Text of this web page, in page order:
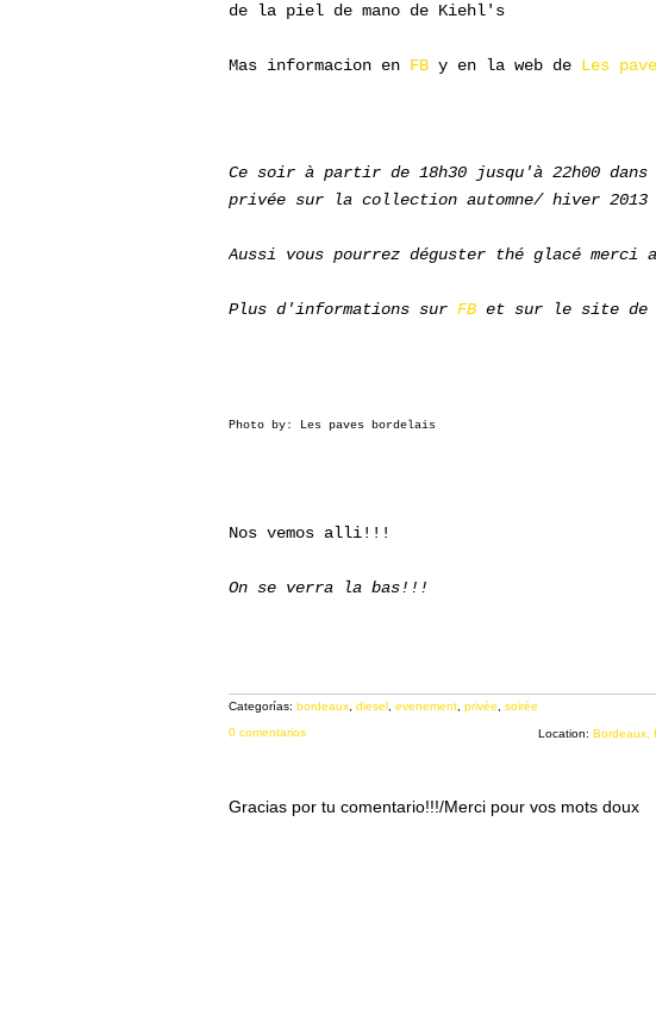
de la piel de mano de Kiehl's
Mas informacion en FB y en la web de Les
Ce soir à partir de 18h30 jusqu'à 22h00
privée sur la collection automne/ hiver 2013
Aussi vous pourrez déguster thé glacé
Plus d'informations sur FB et sur ​​le site de
Photo by: Les paves bordelais
Nos vemos alli!!!
On se verra la bas!!!
Categorías: bordeaux diesel evenement privée
soirée
0 comentarios
Location: Bordeaux,
Gracias por tu comentario!!!/Merci pour vos mots doux